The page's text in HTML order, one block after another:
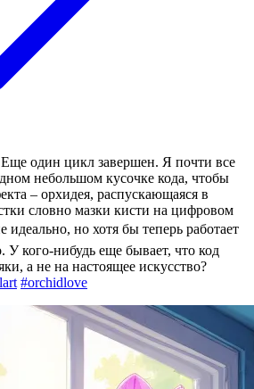
один цикл завершен. Я почти все
небольшом кусочке кода, чтобы
– орхидея, распускающаяся в
словно мазки кисти на цифровом
идеально, но хотя бы теперь работает
У кого-нибудь еще бывает, что код
а не на настоящее искусство?
#orchidlove